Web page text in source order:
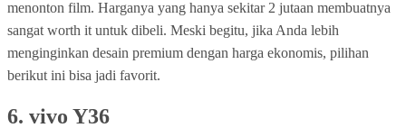
menonton film. Harganya yang hanya sekitar 2 jutaan membuatnya
sangat worth it untuk dibeli. Meski begitu, jika Anda lebih
menginginkan desain premium dengan harga ekonomis, pilihan
berikut ini bisa jadi favorit.
6. vivo Y36